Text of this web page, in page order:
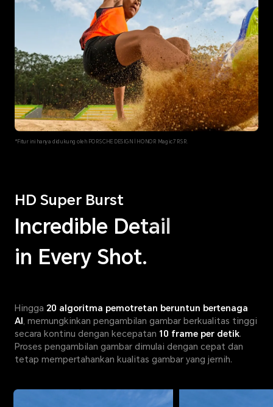
*Fitur ini hanya didukung oleh PORSCHE DESIGN | HONOR Magic7 RSR.
HD Super Burst
Incredible Detail
in Every Shot.
Hingga 20 algoritma pemotretan beruntun bertenaga
AI
, memungkinkan pengambilan gambar berkualitas tinggi
secara kontinu dengan kecepatan 10 frame per detik.
Proses pengambilan gambar dimulai dengan cepat dan
tetap mempertahankan kualitas gambar yang jernih.